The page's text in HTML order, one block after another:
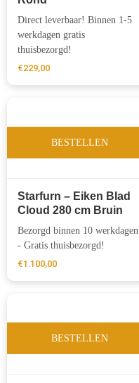
Direct leverbaar! Binnen 1-5
werkdagen gratis
thuisbezorgd!
€229,00
BESTELLEN
Starfurn – Eiken Blad
Cloud 280 cm Bruin
Bezorgd binnen 10 werkdagen
- Gratis thuisbezorgd!
€1.100,00
BESTELLEN